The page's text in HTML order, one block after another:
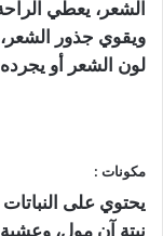
الشعر، يعطي
ويقوي جذور
لون الشعر أو
مكونات :
يحتوي على النباتات